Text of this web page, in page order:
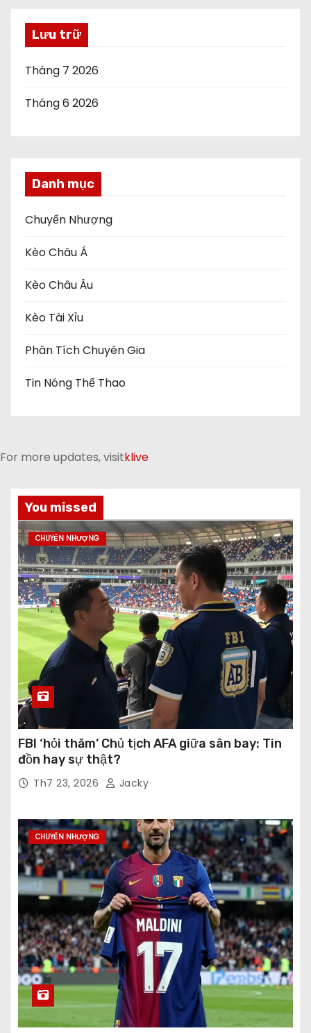
Lưu trữ
Tháng 7 2026
Tháng 6 2026
Danh mục
Chuyển Nhượng
Kèo Châu Á
Kèo Châu Âu
Kèo Tài Xỉu
Phân Tích Chuyên Gia
Tin Nóng Thể Thao
For more updates, visitklive
You missed
CHUYỂN NHƯỢNG
FBI ‘hỏi thăm’ Chủ tịch AFA giữa sân bay: Tin
đồn hay sự thật?
Th7 23, 2026 Jacky
CHUYỂN NHƯỢNG